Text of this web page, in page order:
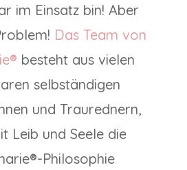
im Einsatz bin! Aber
Das Team von
besteht aus vielen
selbständigen
und Traurednern,
Leib und Seele die
Philosophie